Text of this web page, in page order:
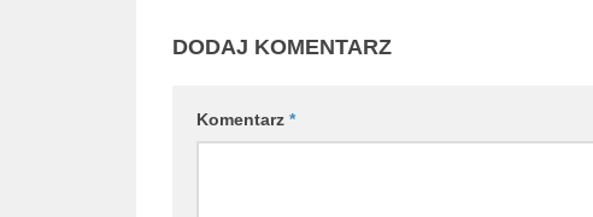
DODAJ KOMENTARZ
Komentarz *